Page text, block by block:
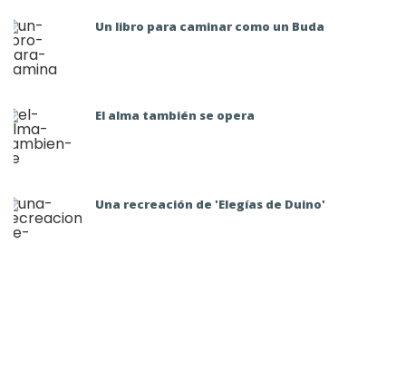
Un libro para caminar como un Buda
El alma también se opera
Una recreación de 'Elegías de Duino'